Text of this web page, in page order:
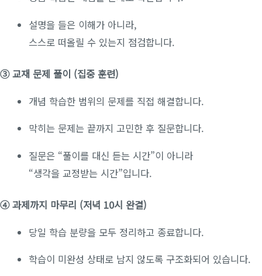
설명을 들은 이해가 아니라,
스스로 떠올릴 수 있는지 점검합니다.
③ 교재 문제 풀이 (집중 훈련)
개념 학습한 범위의 문제를 직접 해결합니다.
막히는 문제는 끝까지 고민한 후 질문합니다.
질문은 “풀이를 대신 듣는 시간”이 아니라
“생각을 교정받는 시간”입니다.
④ 과제까지 마무리 (저녁 10시 완결)
당일 학습 분량을 모두 정리하고 종료합니다.
학습이 미완성 상태로 남지 않도록 구조화되어 있습니다.